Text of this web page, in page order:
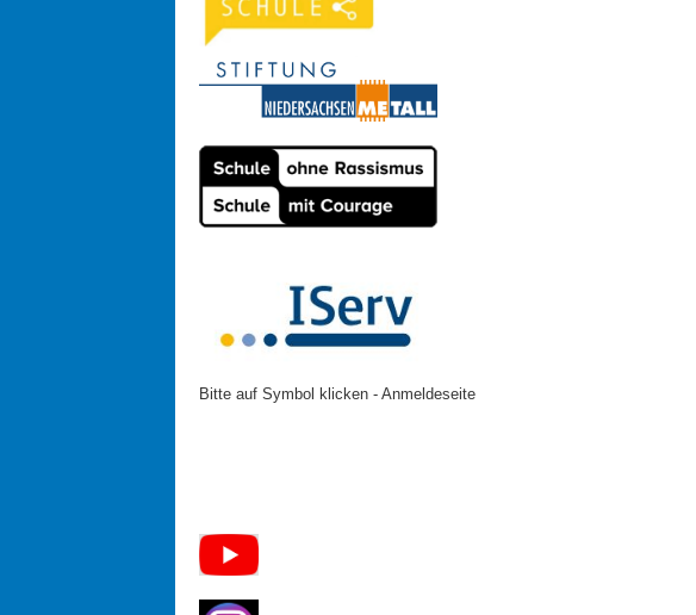
Bitte auf Symbol klicken - Anmeldeseite